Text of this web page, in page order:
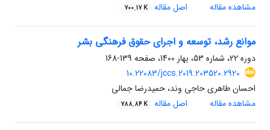
مشاهده مقاله
اصل مقاله 700.17 K
موانع رشد، توسعه و اجرای حقوق فرهنگی بشر
دوره 22، شماره 53، بهار 1400، صفحه
139-168
10.22083/jccs.2019.203520.2920
احسان طاهری حاجی وند، حمیدرضا جمالی
مشاهده مقاله
اصل مقاله 788.84 K